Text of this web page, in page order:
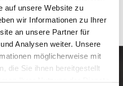
auf unsere Website zu
wir Informationen zu Ihrer
an unsere Partner für
Analysen weiter. Unsere
möglicherweise mit
die Sie ihnen bereitgestellt